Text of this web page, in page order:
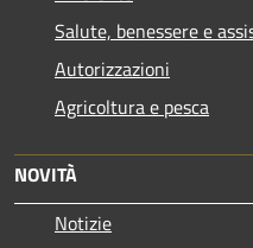
Salute, benessere e
Autorizzazioni
Agricoltura e pesca
NOVITÀ
Notizie